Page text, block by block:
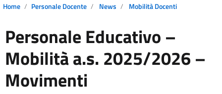
Home Personale Docente News Mobilità Docenti
Personale Educativo –
Mobilità a.s. 2025/2026 –
Movimenti